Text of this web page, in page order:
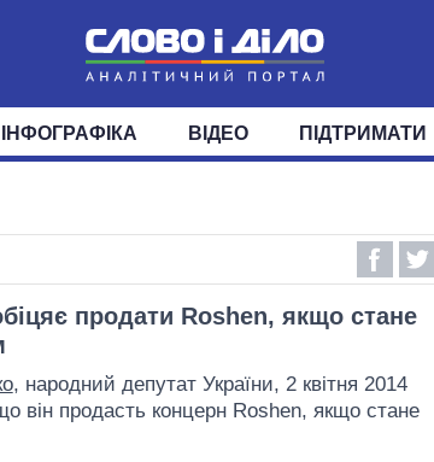
СВІТ
ОКРУГИ
ІНФОГРАФІКА ВІДЕО ПІДТРИМАТИ
продати Roshen, якщо стане
, народний депутат України, 2 квітня 2014
він продасть концерн Roshen, якщо стане